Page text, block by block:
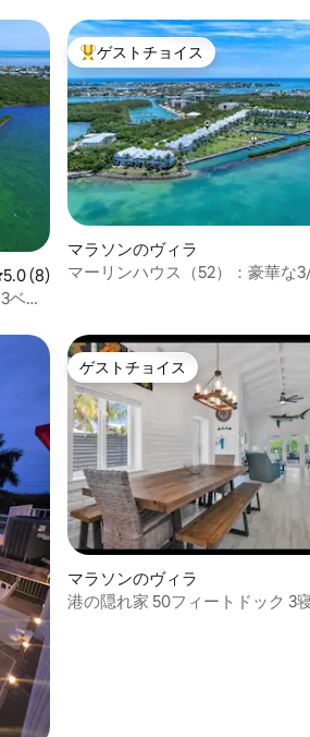
ビュー8件、5つ星中5.0つ星の平均評価
5.0 (8)
ベッ
大好評のゲストチョイスです。
ゲストチョイス
マラソンのヴィラ
マーリンハウス（52）：豪華な
ゲストチョイス
ゲストチョイス
マラソンのヴィラ
港の隠れ家 50フィートドック 3